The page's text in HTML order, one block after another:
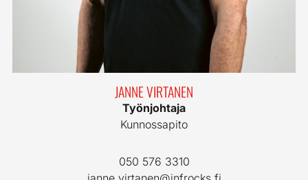
JANNE VIRTANEN
Työnjohtaja
Kunnossapito
050 576 3310